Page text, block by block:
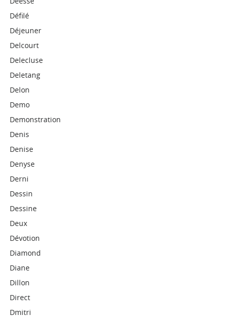
Défilé
Déjeuner
Delcourt
Delecluse
Deletang
Delon
Demo
Demonstration
Denis
Denise
Denyse
Derni
Dessin
Dessine
Deux
Dévotion
Diamond
Diane
Dillon
Direct
Dmitri